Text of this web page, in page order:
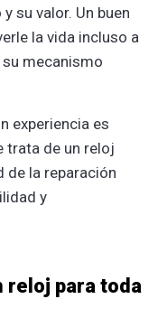
su valor. Un buen
la vida incluso a
mecanismo
experiencia es
trata de un reloj
de la reparación
y
reloj para toda